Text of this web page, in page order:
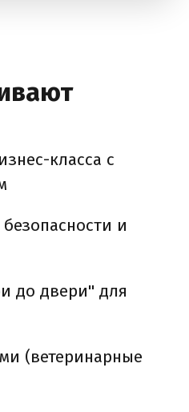
класса с
и
до двери" для
(ветеринарные